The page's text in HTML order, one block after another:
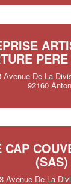
Avenue De La
92160
CAP
(SAS)
Avenue De La